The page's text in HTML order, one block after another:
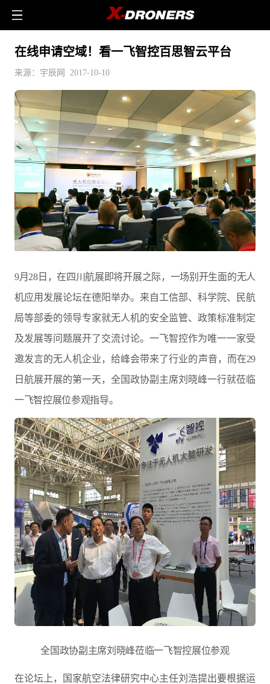
在线申请空域！看一飞智控百思智云平台
来源：宇辰网 2017-10-10
9月28日，在四川航展即将开展之际，一场别开生面的无人
机应用发展论坛在德阳举办。来自工信部、科学院、民航
局等部委的领导专家就无人机的安全监管、政策标准制定
及发展等问题展开了交流讨论。一飞智控作为唯一一家受
邀发言的无人机企业，给峰会带来了行业的声音，而在29
日航展开展的第一天，全国政协副主席刘晓峰一行就莅临
一飞智控展位参观指导。
全国政协副主席刘晓峰莅临一飞智控展位参观
在论坛上，国家航空法律研究中心主任刘浩提出要根据运